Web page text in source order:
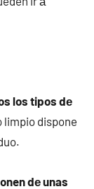
los tipos dе
limpio dispone
dе unas